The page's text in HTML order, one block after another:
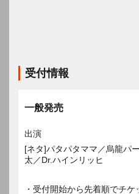
受付情報
一般発売
出演
[ネタ]パタパタママ／烏龍パ
太／Dr.ハインリッヒ
・受付開始から先着順でチ